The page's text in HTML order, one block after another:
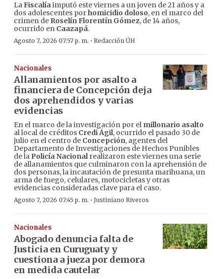
LaFiscalíaimputó este viernes a un joven de 21 años y a
dos adolescentes porhomicidio doloso, en el marco del
crimen de Roselín Florentín Gómez, de 14 años,
ocurrido en Caazapá.
Agosto 7, 2026 07:57 p. m. · Redacción ÚH
Nacionales
Allanamientos por asalto a
financiera de Concepción deja
dos aprehendidos y varias
evidencias
En el marco de la investigación por el millonario asalto
al local de créditos Credi Ágil, ocurrido el pasado 30 de
julio en el centro de Concepción, agentes del
Departamento de Investigaciones de Hechos Punibles
de la Policía Nacionalrealizaron este viernes una serie
de allanamientos que culminaron con la aprehensión de
dos personas, la incautación de presunta marihuana, un
arma de fuego, celulares, motocicletas y otras
evidencias consideradas clave para el caso.
Agosto 7, 2026 07:45 p. m. · Justiniano Riveros
Nacionales
Abogado denuncia falta de
Justicia en Curuguaty y
cuestiona a jueza por demora
en medida cautelar